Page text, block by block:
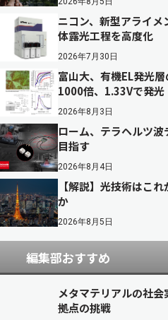
ニコン、新型アライ
体露光工程を高度化
2026年7月30日
富山大、有機EL発光
1000倍、1.33Vで発光
2026年8月3日
ローム、テラヘルツ
目指す
2026年8月4日
【解説】光技術はこ
か
2026年8月5日
編集部おすすめ
メタマテリアルの社
拠点の挑戦